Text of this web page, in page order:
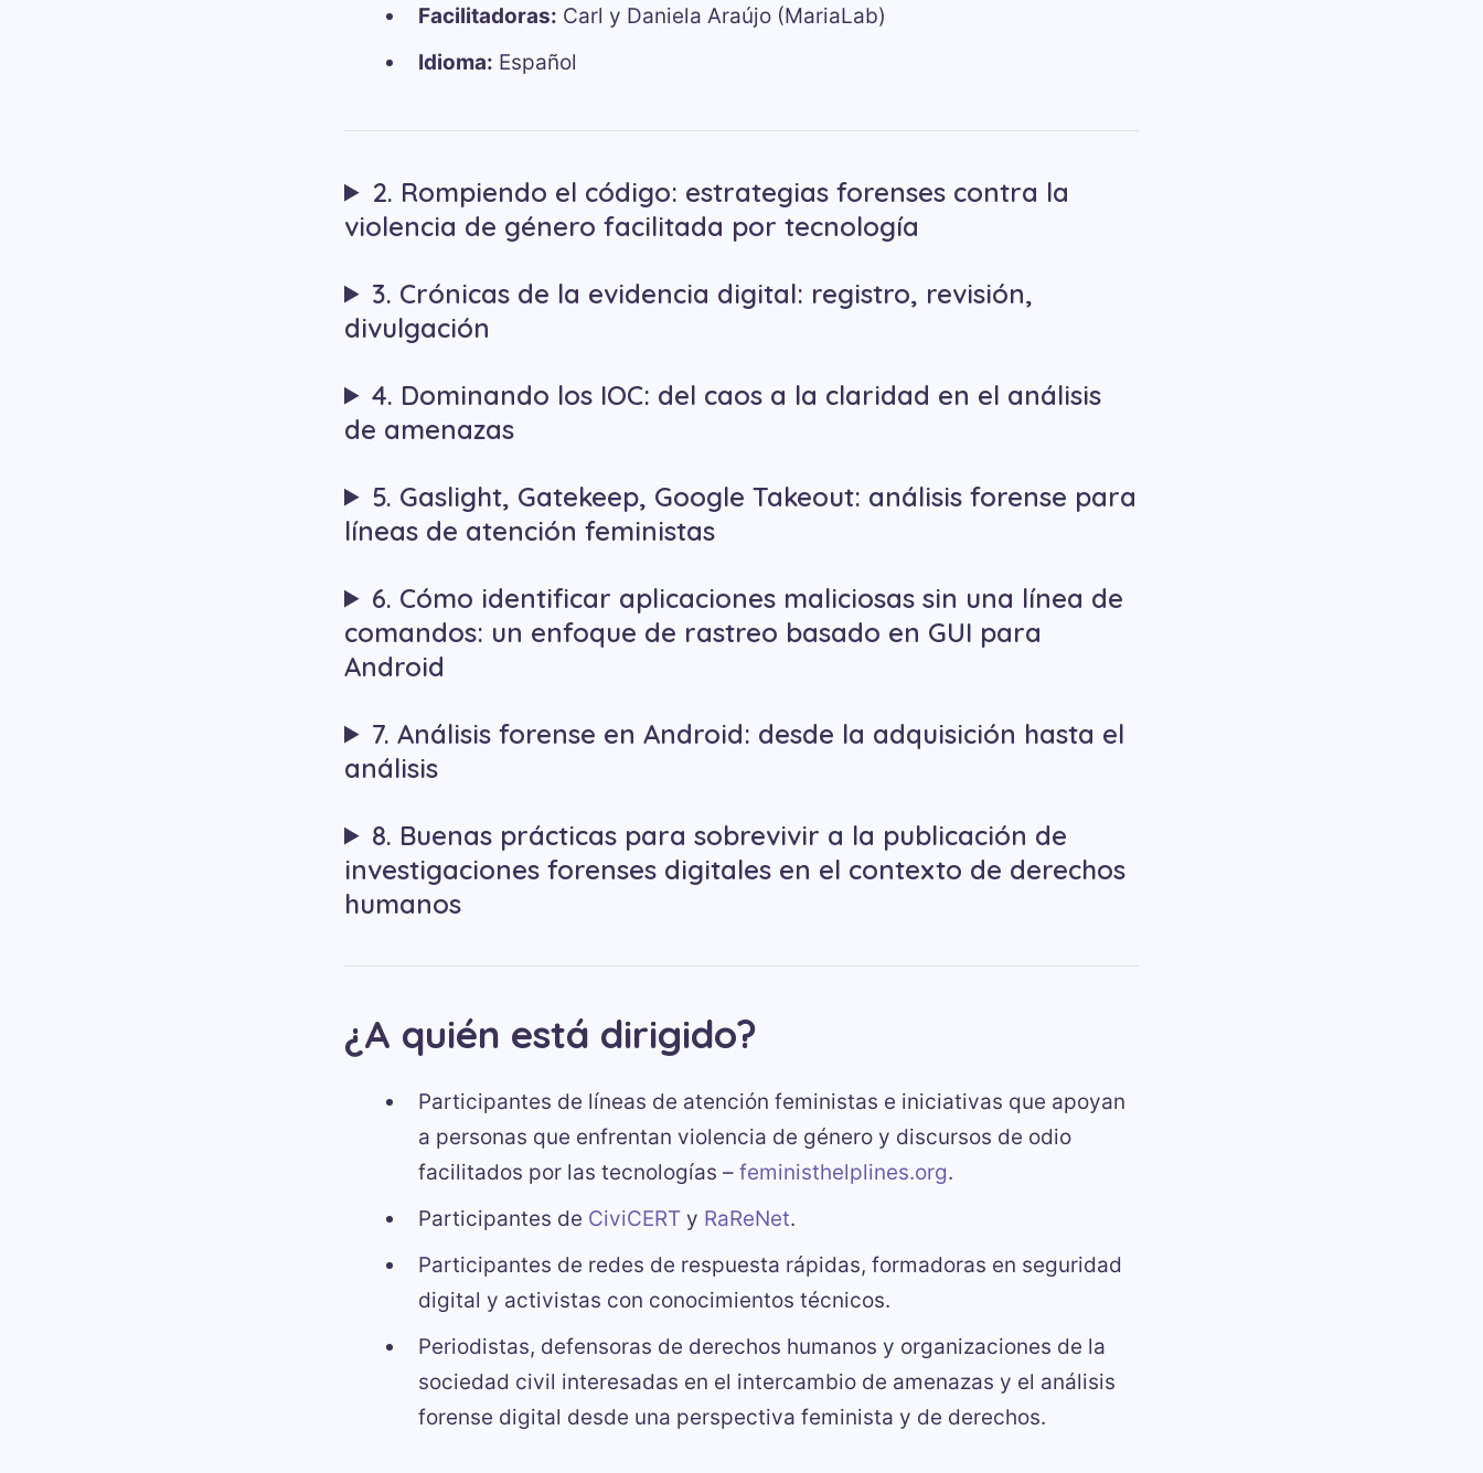
Facilitadoras: Carl y Daniela Araújo (MariaLab)
Idioma: Español
2. Rompiendo el código: estrategias forenses contra la
violencia de género facilitada por tecnología
3. Crónicas de la evidencia digital: registro, revisión,
divulgación
4. Dominando los IOC: del caos a la claridad en el análisis
de amenazas
5. Gaslight, Gatekeep, Google Takeout: análisis forense para
líneas de atención feministas
6. Cómo identificar aplicaciones maliciosas sin una línea de
comandos: un enfoque de rastreo basado en GUI para
Android
7. Análisis forense en Android: desde la adquisición hasta el
análisis
8. Buenas prácticas para sobrevivir a la publicación de
investigaciones forenses digitales en el contexto de derechos
humanos
¿A quién está dirigido?
Participantes de líneas de atención feministas e iniciativas que apoyan
a personas que enfrentan violencia de género y discursos de odio
facilitados por las tecnologías – feministhelplines.org.
Participantes de CiviCERT y RaReNet.
Participantes de redes de respuesta rápidas, formadoras en seguridad
digital y activistas con conocimientos técnicos.
Periodistas, defensoras de derechos humanos y organizaciones de la
sociedad civil interesadas en el intercambio de amenazas y el análisis
forense digital desde una perspectiva feminista y de derechos.